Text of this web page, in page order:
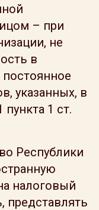
– при
не
в
постоянное
указанных, в
1 ст.
Республики
налоговый
представлять